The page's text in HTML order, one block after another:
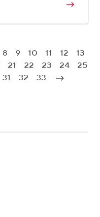
8 9 10 11 12
13
21 22 23 24
25
31 32 33